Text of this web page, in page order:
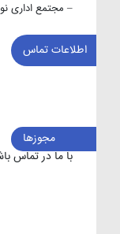
– مجتمع اداری
اطلاعات تماس
با ما در تماس
مجوزها